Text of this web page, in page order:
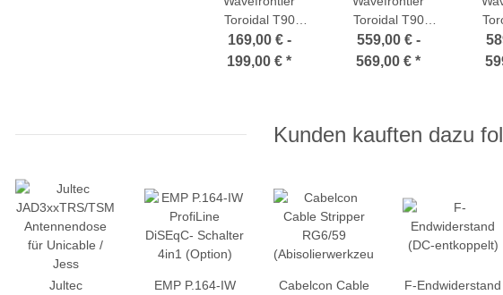
Toroidal T90
Multibeam
Antenne
lichtgrau)
169,00 € -
199,00 € *
Toroidal T90
Satanlage 4
Satelliten für 12
559,00 € -
569,00 € *
Kunden kauften dazu
Jultec
EMP P.164-IW
Cabelcon Cable
F-Endwiderstand